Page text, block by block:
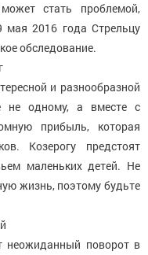
стать проблемой,
мая 2016 года Стрельцу
обследование.
и разнообразной
не одному, а вместе с
прибыль, которая
Козерогу предстоят
маленьких детей. Не
жизнь, поэтому будьте
неожиданный поворот в